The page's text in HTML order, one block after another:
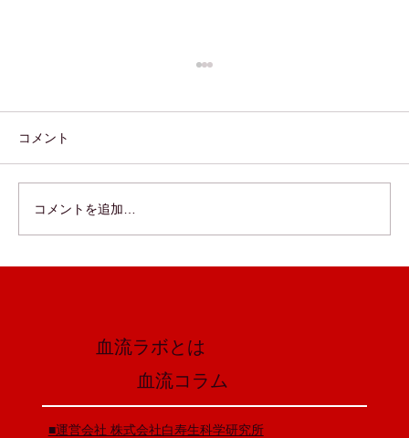
​■運営会社 株式会社白寿生科学研究所
​血流コラム
血流ラボとは
コメント
コメントを追加…